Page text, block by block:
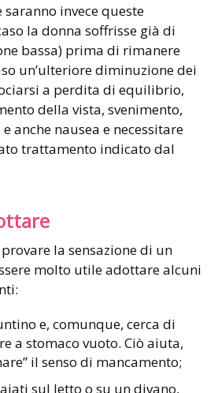
invece queste
la donna soffrisse già di
bassa) prima di rimanere
un’ulteriore diminuzione dei
a perdita di equilibrio,
della vista, svenimento,
anche nausea e necessitare
trattamento indicato dal
la sensazione di un
molto utile adottare alcuni
e, comunque, cerca di
a stomaco vuoto. Ciò aiuta,
il senso di mancamento;
sul letto o su un divano,